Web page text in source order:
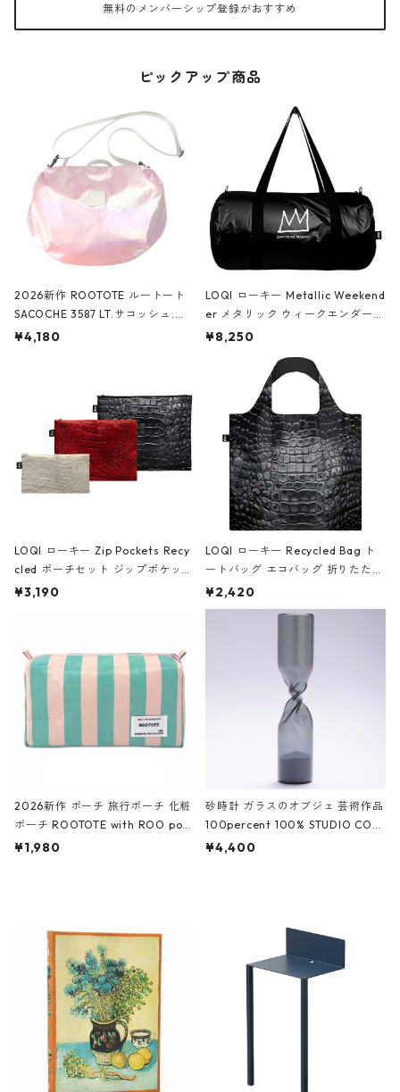
無料のメンバーシップ登録がおすすめ
ピックアップ商品
2026新作 ROOTOTE ルートート
SACOCHE 3587 LT.サコッシュ.ル
ミエ-B ショルダーバッグ グロスピ
¥4,180
LOQI ローキー Metallic Weekend
er メタリック ウィークエンダー
ボストンバッグ ショルダーバッグ
Black ジャン=ミッシェル・バスキ
ア/クラウン ブラック
¥8,250
LOQI ローキー Zip Pockets Recy
cled ポーチセット ジップポケット
ファスナーポーチ 撥水加工 トラベ
ーガンディー、オフホワイト
¥3,190
LOQI ローキー Recycled Bag ト
ートバッグ エコバッグ 折りたたみ
大きめ 撥水加工 収納ポーチ CRO
CODILE/Black クロコダイル/ブラ
¥2,420
2026新作 ポーチ 旅行ポーチ 化粧
ポーチ ROOTOTE with ROO pou
ch 3532 ルートート WR.ポーチ.ラ
¥1,980
砂時計 ガラスのオブジェ 芸術作品
100percent 100% STUDIO COH
AKU Timeless 100パーセント ス
¥4,400